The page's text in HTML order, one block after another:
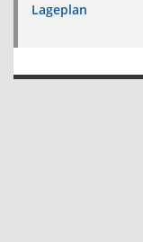
Lageplan